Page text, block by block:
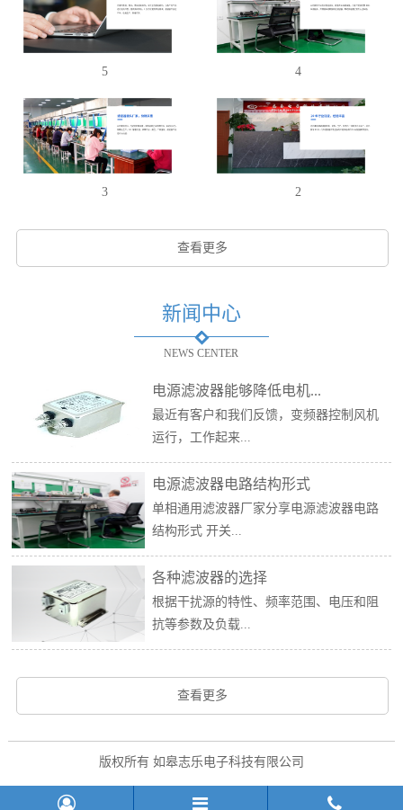
5 4
3 2
查看更多
新闻中心
NEWS CENTER
电源滤波器能够降低电机...
最近有客户和我们反馈，变频器控制风机
运行，工作起来...
电源滤波器电路结构形式
单相通用滤波器厂家分享电源滤波器电路
结构形式 开关...
各种滤波器的选择
根据干扰源的特性、频率范围、电压和阻
抗等参数及负载...
查看更多
版权所有 如皋志乐电子科技有限公司